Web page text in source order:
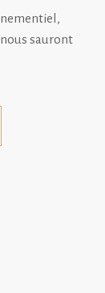
sauront